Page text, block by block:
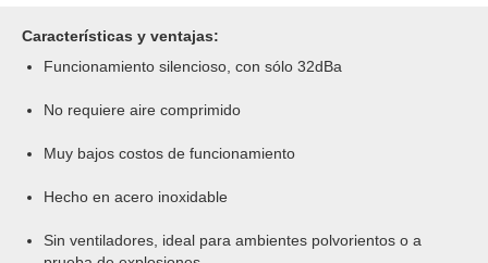
Características y ventajas:
Funcionamiento silencioso, con sólo 32dBa
No requiere aire comprimido
Muy bajos costos de funcionamiento
Hecho en acero inoxidable
Sin ventiladores, ideal para ambientes polvorientos o a